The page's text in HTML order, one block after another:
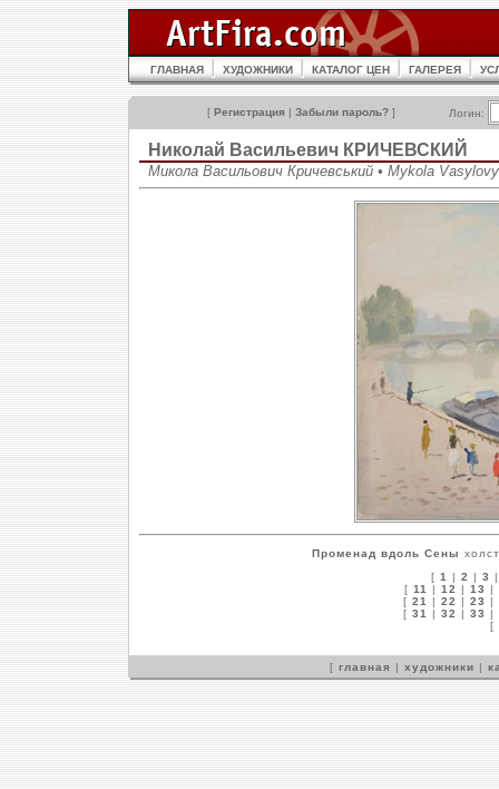
ГЛАВНАЯ ХУДОЖНИКИ КАТАЛОГ ЦЕН ГАЛЕРЕЯ
[ Регистрация | Забыли пароль? ] Логин:
Николай Васильевич КРИЧЕВСКИЙ
Микола Васильович Кричевський • Mykola
Променад вдоль Сены
[ 1 | 2 | 3
[ 11 | 12 | 13 |
[ 21 | 22 | 23
|
[ 31 | 32 | 33
|
[
[ главная | художники |